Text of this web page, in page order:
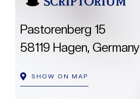
Pastorenberg 15
58119 Hagen, Germany
SHOW ON MAP